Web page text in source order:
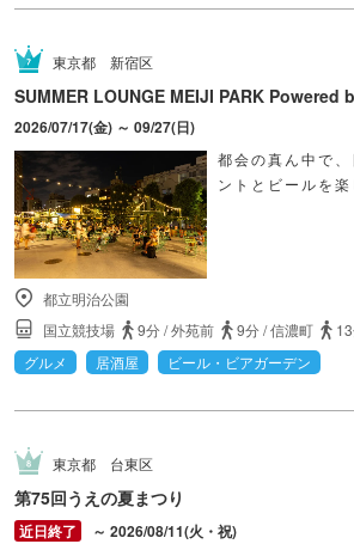
東京都 新宿区
SUMMER LOUNGE MEIJI PARK Powered
2026/07/17(金) ～ 09/27(日)
都会の真ん中で
ントとビールを
都立明治公園
国立競技場
9分/外苑前 9分/信濃町
グルメ
居酒屋 ビール・ビアガーデン
東京都 台東区
第75回うえの夏まつり
～ 2026/08/11(火・祝)